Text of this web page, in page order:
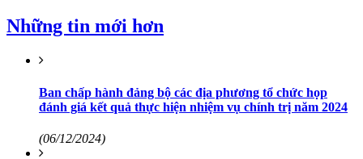
Những tin mới hơn
Ban chấp hành đảng bộ các địa phương tổ chức họp
đánh giá kết quả thực hiện nhiệm vụ chính trị năm 2024
(06/12/2024)